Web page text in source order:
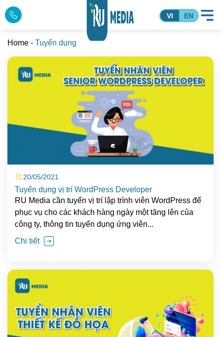
VI EN
Home - Tuyển dụng
20/05/2021
Tuyển dụng vị trí WordPress Developer
RU Media cần tuyển vị trí lập trình viên WordPress để
phục vụ cho các khách hàng ngày một tăng lên của
công ty, thông tin tuyển dụng ứng viên...
Chi tiết